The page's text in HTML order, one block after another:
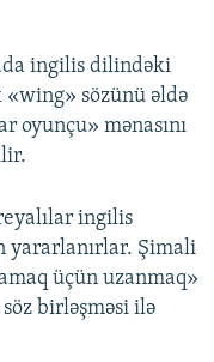
ingilis dilindəki
sözünü əldə
oyunçu» mənasını
ingilis
yararlanırlar. Şimali
üçün uzanmaq»
birləşməsi ilə